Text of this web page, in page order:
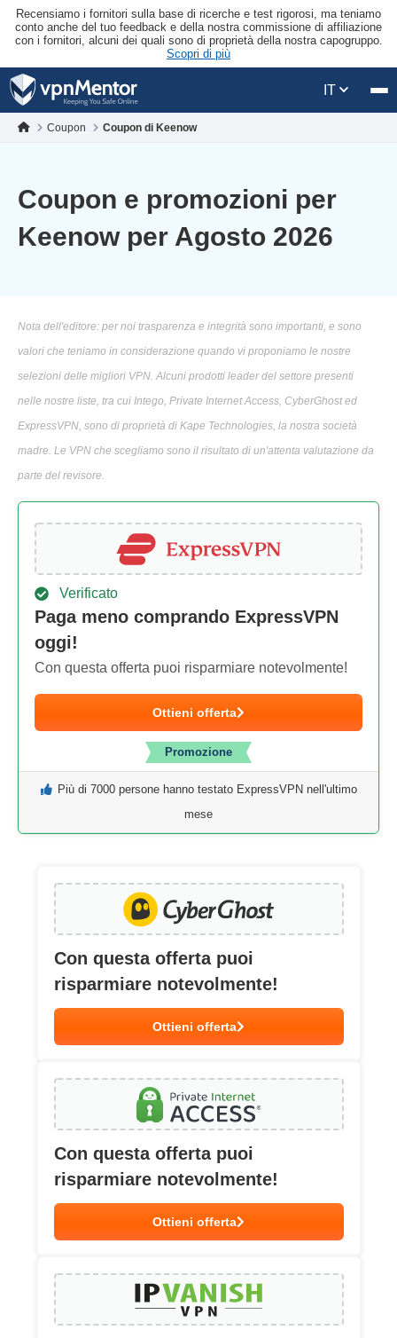
Recensiamo i fornitori sulla base di ricerche e test rigorosi, ma teniamo
conto anche del tuo feedback e della nostra commissione di affiliazione
con i fornitori, alcuni dei quali sono di proprietà della nostra capogruppo.
Scopri di più
IT
Coupon Coupon di Keenow
Coupon e promozioni per
Keenow per Agosto 2026
Nota dell'editore: per noi trasparenza e integrità sono importanti, e sono
valori che teniamo in considerazione quando vi proponiamo le nostre
selezioni delle migliori VPN. Alcuni prodotti leader del settore presenti
nelle nostre liste, tra cui Intego, Private Internet Access, CyberGhost ed
ExpressVPN, sono di proprietà di Kape Technologies, la nostra società
madre. Le VPN che scegliamo sono il risultato di un'attenta valutazione da
parte del revisore.
Verificato
Paga meno comprando ExpressVPN
oggi!
Con questa offerta puoi risparmiare notevolmente!
Ottieni offerta
Promozione
Più di 7000 persone hanno testato ExpressVPN nell'ultimo
mese
Con questa offerta puoi
risparmiare notevolmente!
Ottieni offerta
Con questa offerta puoi
risparmiare notevolmente!
Ottieni offerta